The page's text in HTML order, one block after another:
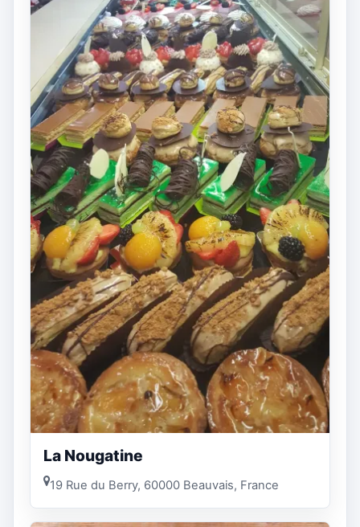
La Nougatine
19 Rue du Berry, 60000 Beauvais, France